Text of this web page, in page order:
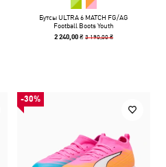
Бутсы ULTRA 6 MATCH FG/AG
Football Boots Youth
2 240,00 ₴3 190,00 ₴
-30%